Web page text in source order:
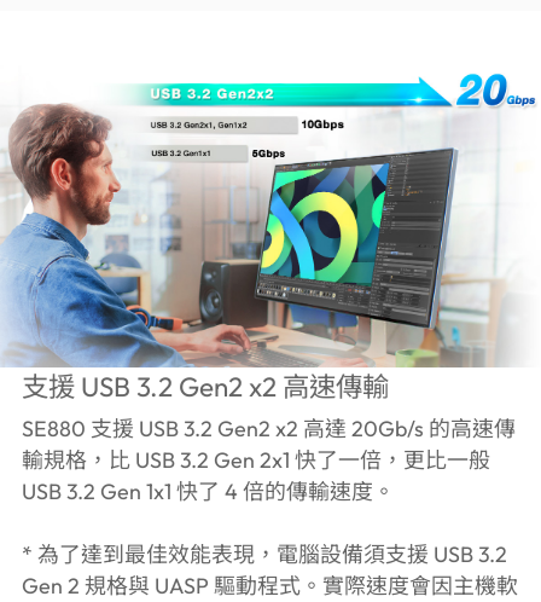
支援 USB 3.2 Gen2 x2 高速傳輸
SE880 支援 USB 3.2 Gen2 x2 高達 20Gb/s 的高速傳
輸規格，比 USB 3.2 Gen 2x1 快了一倍，更比一般
USB 3.2 Gen 1x1 快了 4 倍的傳輸速度。
* 為了達到最佳效能表現，電腦設備須支援 USB 3.2
Gen 2 規格與 UASP 驅動程式。實際速度會因主機軟